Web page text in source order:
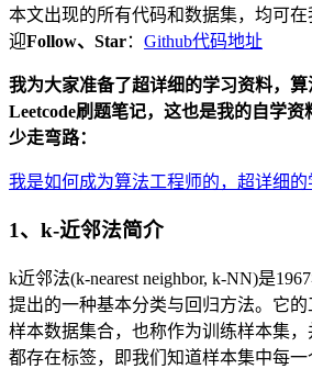
本文出现的所有代码和数据集，均可在
迎Follow、Star： Github代码地址
我为大家准备了超详细的学习资料，
Leetcode刷题笔记，这也是我的自学
少走弯路：
我是如何成为算法工程师的，超详细的
1、k-近邻法简介
k近邻法(k-nearest neighbor, k-NN)是
提出的一种基本分类与回归方法。它
样本数据集合，也称作为训练样本集
都存在标签，即我们知道样本集中每